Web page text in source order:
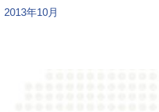
年10月